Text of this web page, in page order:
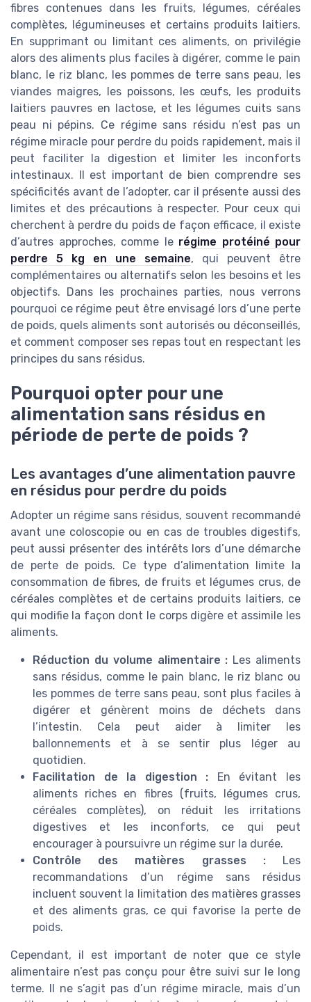
fibres contenues dans les fruits, légumes, céréales
complètes, légumineuses et certains produits laitiers.
En supprimant ou limitant ces aliments, on privilégie
alors des aliments plus faciles à digérer, comme le pain
blanc, le riz blanc, les pommes de terre sans peau, les
viandes maigres, les poissons, les œufs, les produits
laitiers pauvres en lactose, et les légumes cuits sans
peau ni pépins. Ce régime sans résidu n’est pas un
régime miracle pour perdre du poids rapidement, mais il
peut faciliter la digestion et limiter les inconforts
intestinaux. Il est important de bien comprendre ses
spécificités avant de l’adopter, car il présente aussi des
limites et des précautions à respecter. Pour ceux qui
cherchent à perdre du poids de façon efficace, il existe
d’autres approches, comme le régime protéiné pour
perdre 5 kg en une semaine, qui peuvent être
complémentaires ou alternatifs selon les besoins et les
objectifs. Dans les prochaines parties, nous verrons
pourquoi ce régime peut être envisagé lors d’une perte
de poids, quels aliments sont autorisés ou déconseillés,
et comment composer ses repas tout en respectant les
principes du sans résidus.
Pourquoi opter pour une
alimentation sans résidus en
période de perte de poids ?
Les avantages d’une alimentation pauvre
en résidus pour perdre du poids
Adopter un régime sans résidus, souvent recommandé
avant une coloscopie ou en cas de troubles digestifs,
peut aussi présenter des intérêts lors d’une démarche
de perte de poids. Ce type d’alimentation limite la
consommation de fibres, de fruits et légumes crus, de
céréales complètes et de certains produits laitiers, ce
qui modifie la façon dont le corps digère et assimile les
aliments.
Réduction du volume alimentaire : Les aliments
sans résidus, comme le pain blanc, le riz blanc ou
les pommes de terre sans peau, sont plus faciles à
digérer et génèrent moins de déchets dans
l’intestin. Cela peut aider à limiter les
ballonnements et à se sentir plus léger au
quotidien.
Facilitation de la digestion : En évitant les
aliments riches en fibres (fruits, légumes crus,
céréales complètes), on réduit les irritations
digestives et les inconforts, ce qui peut
encourager à poursuivre un régime sur la durée.
Contrôle des matières grasses :Les
recommandations d’un régime sans résidus
incluent souvent la limitation des matières grasses
et des aliments gras, ce qui favorise la perte de
poids.
Cependant, il est important de noter que ce style
alimentaire n’est pas conçu pour être suivi sur le long
terme. Il ne s’agit pas d’un régime miracle, mais d’un